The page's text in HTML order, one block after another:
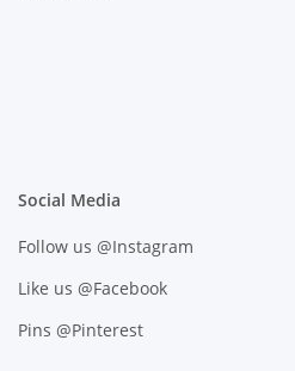
Social Media
Follow us @Instagram
Like us @Facebook
Pins @Pinterest